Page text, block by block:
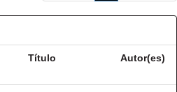
Título Autor(es)